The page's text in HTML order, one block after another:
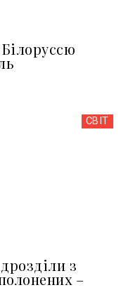
СВІТ
з
–